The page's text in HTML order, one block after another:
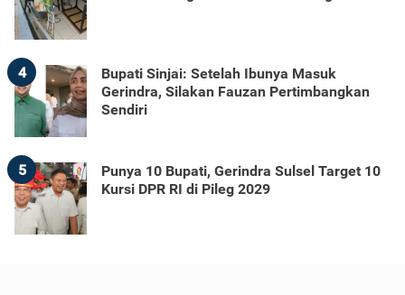
4
Bupati Sinjai: Setelah Ibunya Masuk
Gerindra, Silakan Fauzan Pertimbangkan
Sendiri
5
Punya 10 Bupati, Gerindra Sulsel Target 10
Kursi DPR RI di Pileg 2029